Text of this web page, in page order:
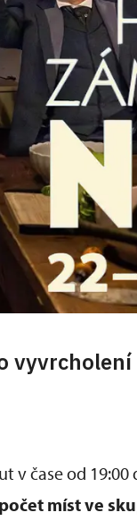
v čase od 19:00
počet míst ve